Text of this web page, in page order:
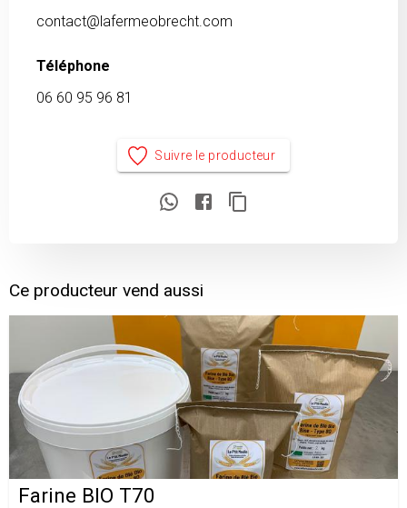
contact@lafermeobrecht.com
Téléphone
06 60 95 96 81
Suivre le producteur
Ce producteur vend aussi
Farine BIO T70